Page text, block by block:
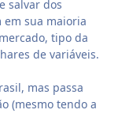
salvar dos
em sua maioria
tipo da
de variáveis.
mas passa
(mesmo tendo a